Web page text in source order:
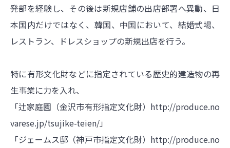
発部を経験し、その後は新規店舗の出店部署へ異動、日
本国内だけではなく、韓国、中国において、結婚式場、
レストラン、ドレスショップの新規出店を行う。
特に有形文化財などに指定されている歴史的建造物の再
生事業に力を入れ、
「辻家庭園（金沢市有形指定文化財） http://produce.no
varese.jp/tsujike-teien/」
「ジェームス邸（神戸市指定文化財） http://produce.no